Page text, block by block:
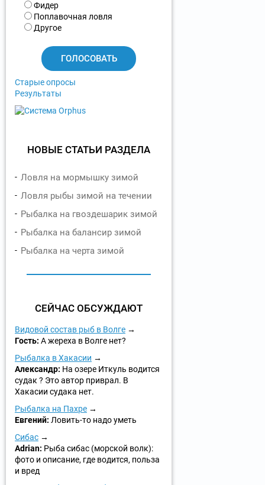
а
р
и
Фидер
Поплавочная ловля
Другое
Старые опросы
Результаты
НОВЫЕ СТАТЬИ РАЗДЕЛА
Ловля на мормышку зимой
Ловля рыбы зимой на течении
Рыбалка на гвоздешарик зимой
Рыбалка на балансир зимой
Рыбалка на черта зимой
СЕЙЧАС ОБСУЖДАЮТ
Видовой состав рыб в Волге
Гость: А жереха в Волге нет?
Рыбалка в Хакасии
Александр: На озере Иткуль водится
судак ? Это автор приврал. В
Хакасии судака нет.
Рыбалка на Пахре
Евгений: Ловить-то надо уметь
Сибас
Adrian: Рыба сибас (морской волк):
фото и описание, где водится, польза
и вред